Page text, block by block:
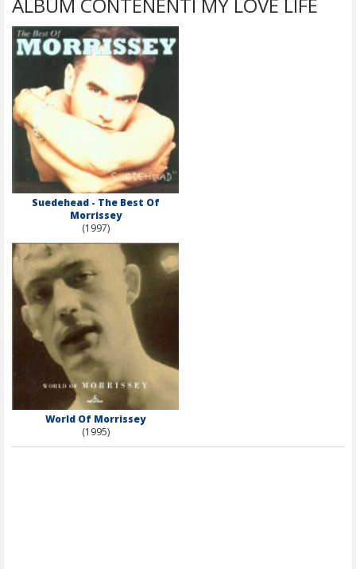
ALBUM CONTENENTI MY LOVE LIFE
Suedehead - The Best Of
Morrissey
(1997)
World Of Morrissey
(1995)